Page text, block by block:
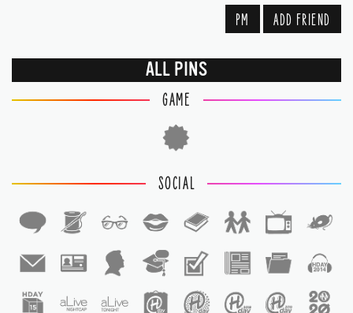
PM ADD FRIEND
ALL PINS
GAME
SOCIAL